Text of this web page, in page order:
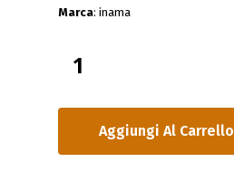
Marca: inama
Aggiungi Al Carrello